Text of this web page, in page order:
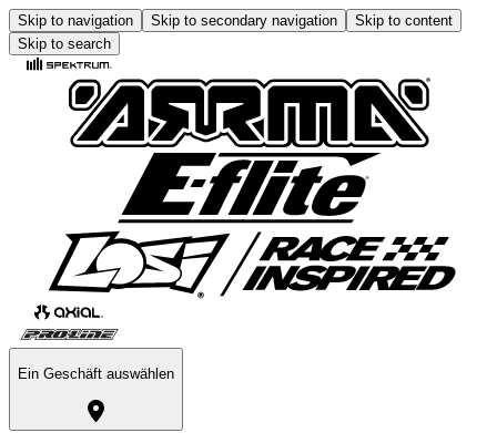
Skip to navigation Skip to secondary navigation
Skip to content
Skip to search
Ein Geschäft auswählen